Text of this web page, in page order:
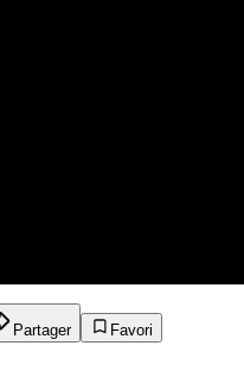
Partager
Favori